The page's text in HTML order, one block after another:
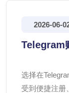
2026-06-
Telegram
选择在
受到便捷注册